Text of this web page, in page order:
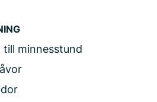
till minnesstund